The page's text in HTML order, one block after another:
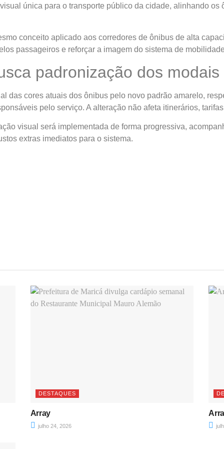
única para o transporte público da cidade, alinhando os
conceito aplicado aos corredores de ônibus de alta
passageiros e reforçar a imagem do sistema de
padronização dos modais
das cores atuais dos ônibus pelo novo padrão amarelo,
pelo serviço. A alteração não afeta itinerários,
visual será implementada de forma progressiva,
extras imediatos para o sistema.
DESTAQUES
Array
julho 24, 2026